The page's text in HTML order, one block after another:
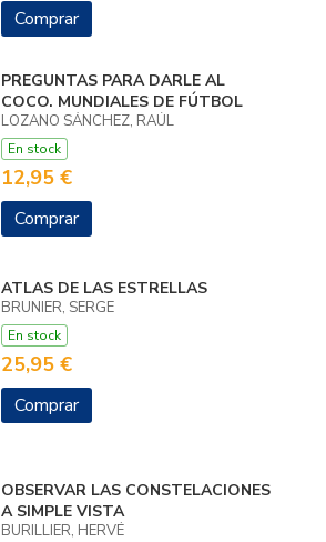
Comprar
PREGUNTAS PARA DARLE AL
COCO. MUNDIALES DE FÚTBOL
LOZANO SÁNCHEZ, RAÚL
En stock
12,95 €
Comprar
ATLAS DE LAS ESTRELLAS
BRUNIER, SERGE
En stock
25,95 €
Comprar
OBSERVAR LAS CONSTELACIONES
A SIMPLE VISTA
BURILLIER, HERVÉ